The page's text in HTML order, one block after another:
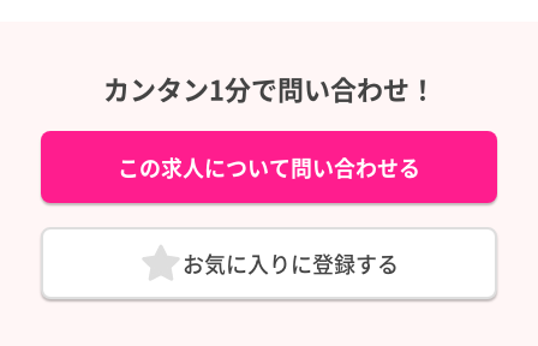
カンタン1分で問い合わせ！
この求人について問い合わせる
お気に入りに登録する